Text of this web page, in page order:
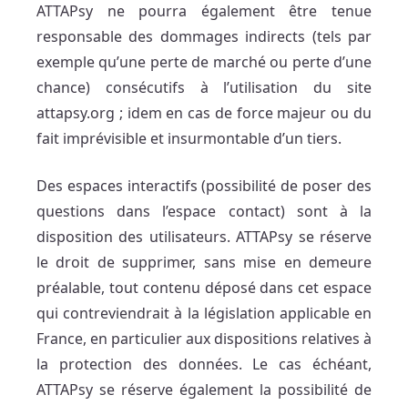
ATTAPsy ne pourra également être tenue
responsable des dommages indirects (tels par
exemple qu’une perte de marché ou perte d’une
chance) consécutifs à l’utilisation du site
attapsy.org ; idem en cas de force majeur ou du
fait imprévisible et insurmontable d’un tiers.
Des espaces interactifs (possibilité de poser des
questions dans l’espace contact) sont à la
disposition des utilisateurs. ATTAPsy se réserve
le droit de supprimer, sans mise en demeure
préalable, tout contenu déposé dans cet espace
qui contreviendrait à la législation applicable en
France, en particulier aux dispositions relatives à
la protection des données. Le cas échéant,
ATTAPsy se réserve également la possibilité de